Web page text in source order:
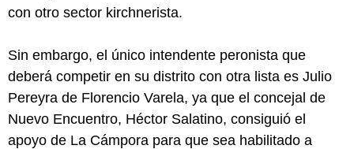
con otro sector kirchnerista.
Sin embargo, el único intendente peronista que
deberá competir en su distrito con otra lista es Julio
Pereyra de Florencio Varela, ya que el concejal de
Nuevo Encuentro, Héctor Salatino, consiguió el
apoyo de La Cámpora para que sea habilitado a